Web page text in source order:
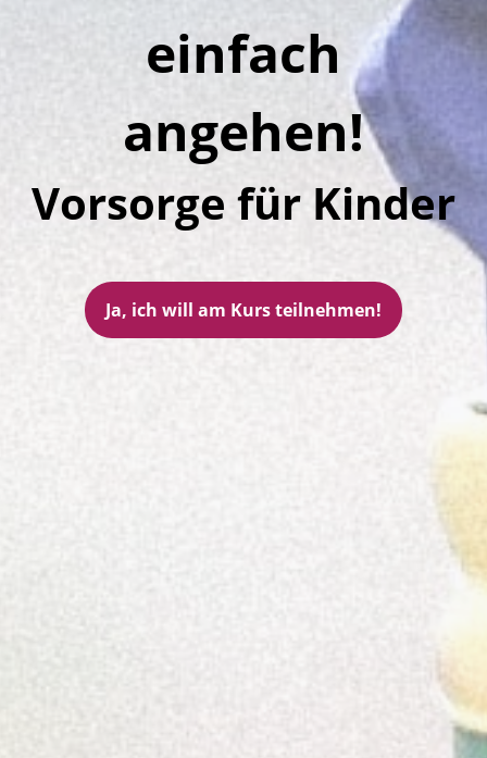
einfach
angehen!
Vorsorge für Kinder
Ja, ich will am Kurs teilnehmen!